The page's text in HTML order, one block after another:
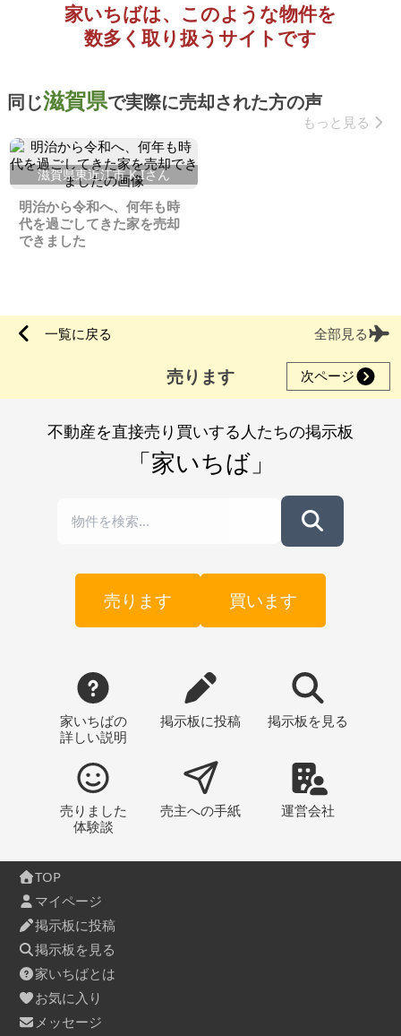
家いちばは、このような物件を
数多く取り扱うサイトです
同じ滋賀県で実際に売却された方の声
もっと見る
滋賀県東近江市 K.Iさん
明治から令和へ、何年も時
代を過ごしてきた家を売却
できました
一覧に戻る 全部見る
売ります 次ページ
不動産を直接売り買いする人たちの掲示板
「家いちば」
売ります 買います
家いちばの
詳しい説明
掲示板に投稿 掲示板 を見る
売りました
体験談
売主への手紙 運営会社
TOP
マイページ
掲示板に投稿
掲示板を見る
家いちばとは
お気に入り
メッセージ